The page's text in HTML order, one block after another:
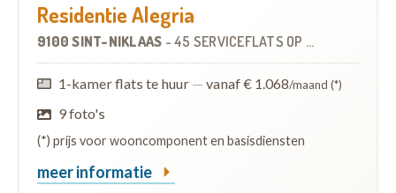
Residentie Alegria
9100 SINT-NIKLAAS - 45 SERVICEFLATS OP 2.4 KM
1-kamer flats te huur — vanaf € 1.068/maand (*)
9 foto's
(*) prijs voor wooncomponent en basisdiensten
meer informatie